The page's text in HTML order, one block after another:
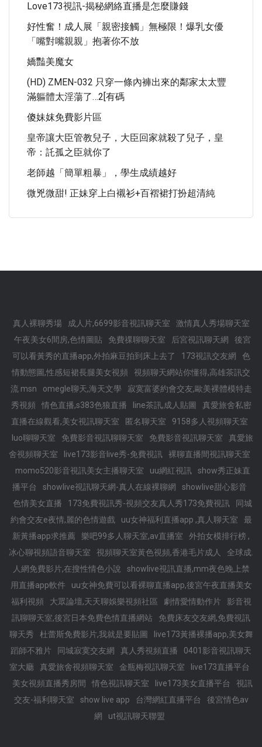
Love173視訊-揭秘網絡直播是怎麼賺錢
好性奮！成人展「親密接觸」無極限！爆乳女優
「嘴對嘴親親」抱著你不放
嬌豔美魔女
(HD) ZMEN-032 只穿一條內褲出來的鄰家太太豐
滿軀體太淫蕩了…2[有碼
傻妹妺免費影片區
皇帝讓大臣管教兒子，大臣回家就殺了兒子，皇
帝：託孤之臣就你了
老師越「簡單粗暴」，學生成績越好
微兇微甜! 正妹穿上白襯衫+百褶裙打扮超清純
真人裸聊秀場 成人片,6699影音視訊聊天室
激情真人秀場聊天室
午夜美女6間房,色情圖貼
免費祼聊聊天室 后宮視訊聊天網
後宮
可以看黃秀的直播app,外拍麻豆拍到床上去了
173視訊交友網
色
情動態圖,性感短裙長腿美女視頻
視頻聊天網站你懂得,高雄茶訊交
流 msn
omegle聊天,海天文學
寂寞富婆約會交友,歐美裸體模特走
秀視頻
情色直播,s383色狼直播 line茶訊,成人貼圖
真愛旅舍私密
直播在線觀看,美女視訊聊天室
匿名聊天室
9158多人視頻聊天室
luo聊聊天室
免費影音視訊聊聊天室 免費影音視訊聊天室
真愛旅
舍視頻聊天室
live173影音live秀-免費視訊
裸聊直播間視訊聊天室
momo520影音視訊美女主播聊天室
uu網紅視訊
show秀正妹直
播平台
showlive視訊聊天網-真人在線裸聊網
showlive甜心影音
色情美女直播
173免費視訊秀-視頻交友真人秀173免費視訊
同城
約會交友e夜情,麗的色情遊戲
uu女神福利直播app ,真人聊天室
最
新黃播app求推薦
樂吧99多人聊天室,av直播室
外拍女模排行榜 ,
冰心聊視頻語音聊天室
視頻聊天室黃色視頻,香港毛片成人
全球成.
人網免費影片,在搜性情色小說
showlive視訊直播,mm夜色晚上禁
用直播app軟件
uu女神免費可以看裸聊直播app,後宮午夜直播美女
福利視頻
大眾論壇,天天聊娛樂視頻社區 劇情愛情動作片
影音視
訊聊聊天室,後宮日本免費色情直播網站
免費床友交友網,免費視訊
聊天秀
杜蕾斯免費影片,我就是要貼圖
live173黃播裸播app,美女舞
蹈師不雅片
同城寂寞交友網 真人秀視頻直播
0401影音視訊聊天
室大廳
真愛旅舍視頻聊天室 金瓶梅視訊聊天室
live173直播平台
美女視頻直播秀房間
情色視訊聊天室 live173美女直播平台
視訊
交友-福利聊天室
show live app 台灣網紅直播平台
後宮情色av
網
ut視訊聊天聯盟